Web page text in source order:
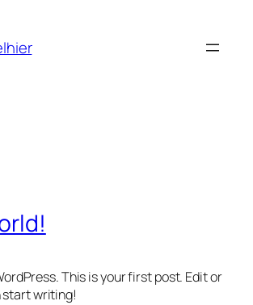
This is your first post. Edit or
writing!